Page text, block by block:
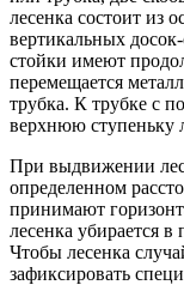
лесенка состоит из
вертикальных
стойки имеют
перемещается
трубка. К трубке с
верхнюю ступеньку
При выдвижении
определенном
принимают
лесенка убирается
Чтобы лесенка
зафиксировать